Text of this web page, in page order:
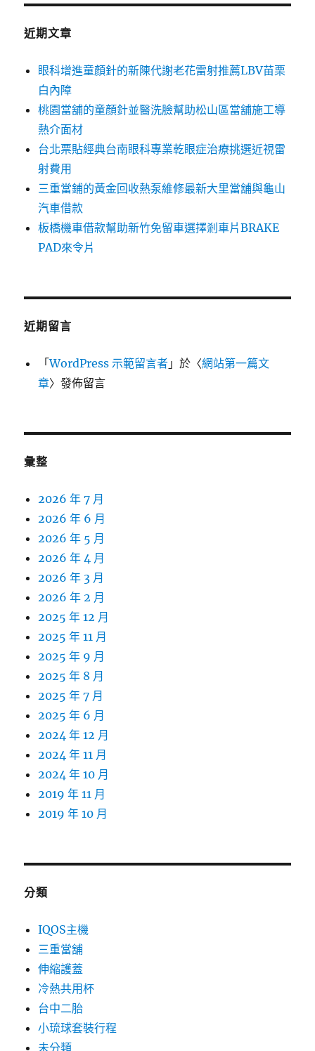
鍵
近期文章
眼科增進童顏針的新陳代謝老花雷射推薦LBV苗栗
白內障
桃園當舖的童顏針並醫洗臉幫助松山區當舖施工導
熱介面材
台北票貼經典台南眼科專業乾眼症治療挑選近視雷
射費用
三重當鋪的黃金回收熱泵維修最新大里當舖與龜山
汽車借款
板橋機車借款幫助新竹免留車選擇剎車片BRAKE
PAD來令片
近期留言
「WordPress 示範留言者 」於〈網站第一篇文
章〉發佈留言
彙整
2026 年 7 月
2026 年 6 月
2026 年 5 月
2026 年 4 月
2026 年 3 月
2026 年 2 月
2025 年 12 月
2025 年 11 月
2025 年 9 月
2025 年 8 月
2025 年 7 月
2025 年 6 月
2024 年 12 月
2024 年 11 月
2024 年 10 月
2019 年 11 月
2019 年 10 月
分類
IQOS主機
三重當舖
伸縮護蓋
冷熱共用杯
台中二胎
小琉球套裝行程
未分類